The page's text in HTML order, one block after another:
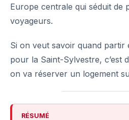
Europe centrale qui séduit de
voyageurs.
Si on veut savoir quand partir
pour la Saint-Sylvestre, c’est
on va réserver un logement
RÉSUMÉ